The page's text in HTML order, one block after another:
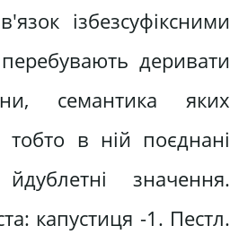
ізбезсуфіксними
деривати
семантика яких
тобто в ній поєднані
йдублетні значення.
капустиця -1. Пестл.